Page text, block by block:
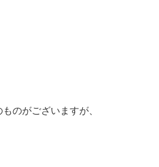
のがございますが、